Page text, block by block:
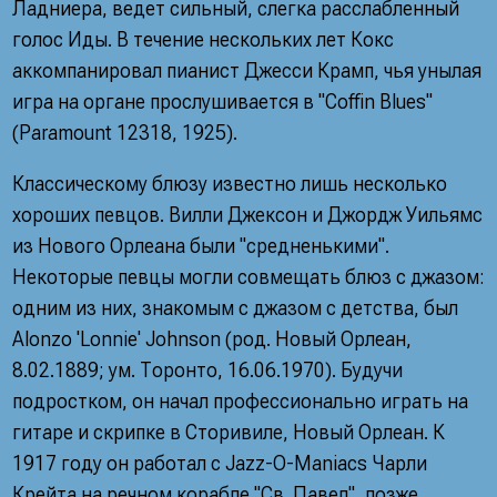
Ладниера, ведет сильный, слегка расслабленный
голос Иды. В течение нескольких лет Кокс
аккомпанировал пианист Джесси Крамп, чья унылая
игра на органе прослушивается в "Coffin Blues"
(Paramount 12318, 1925).
Классическому блюзу известно лишь несколько
хороших певцов. Вилли Джексон и Джордж Уильямс
из Нового Орлеана были "средненькими".
Некоторые певцы могли совмещать блюз с джазом:
одним из них, знакомым с джазом с детства, был
Alonzo 'Lonnie' Johnson (род. Новый Орлеан,
8.02.1889; ум. Торонто, 16.06.1970). Будучи
подростком, он начал профессионально играть на
гитаре и скрипке в Сторивиле, Новый Орлеан. К
1917 году он работал с Jazz-O-Maniacs Чарли